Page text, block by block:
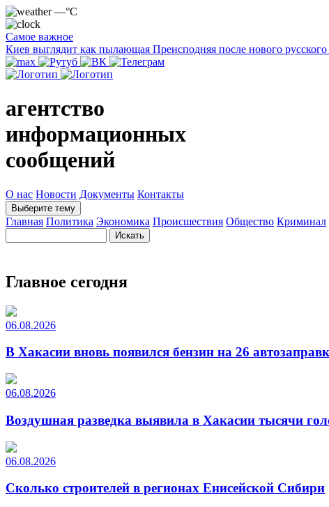
—°C
Самое важное
Киев выглядит как пылающая Преисподняя после нового русского
агентство
информационных
сообщений
О нас Новости Документы Контакты
Выберите тему
Главная Политика Экономика Происшествия Общество Криминал
Главное сегодня
06.08.2026
В Хакасии вновь появился бензин на 26
06.08.2026
Воздушная разведка выявила в Хакасии тысячи
06.08.2026
Сколько строителей в регионах Енисейской Сибири